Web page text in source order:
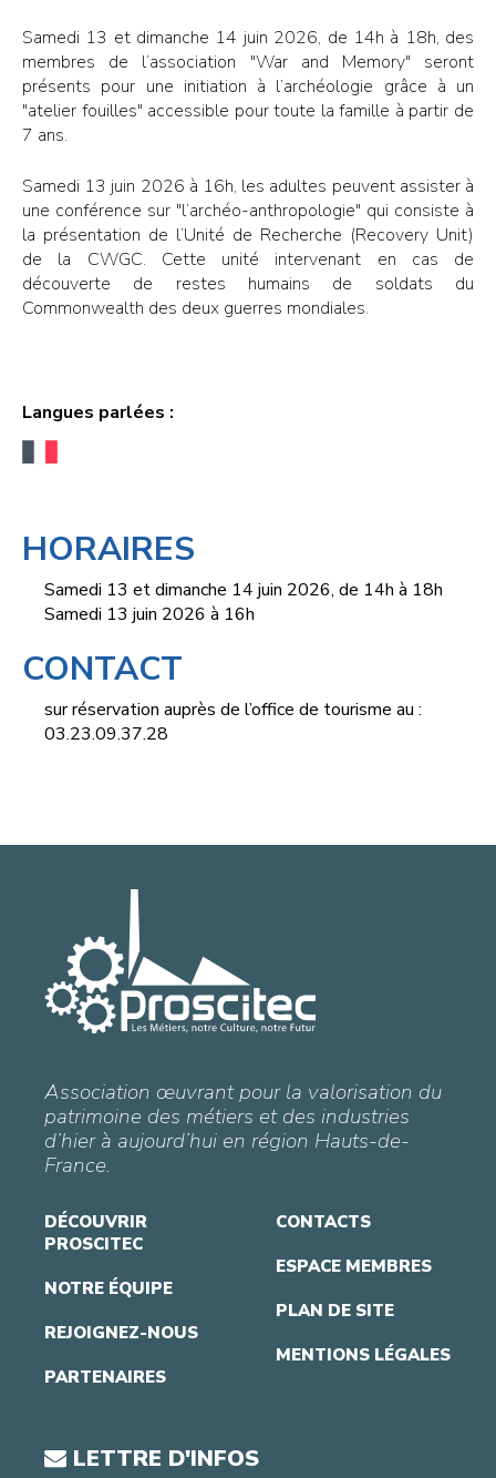
Samedi 13 et dimanche 14 juin 2026, de 14h à 18h, des
membres de l’association "War and Memory" seront
présents pour une initiation à l’archéologie grâce à un
"atelier fouilles" accessible pour toute la famille à partir de
7 ans.
Samedi 13 juin 2026 à 16h, les adultes peuvent assister à
une conférence sur "l’archéo-anthropologie" qui consiste à
la présentation de l’Unité de Recherche (Recovery Unit)
de la CWGC. Cette unité intervenant en cas de
découverte de restes humains de soldats du
Commonwealth des deux guerres mondiales.
Langues parlées :
HORAIRES
Samedi 13 et dimanche 14 juin 2026, de 14h à 18h
Samedi 13 juin 2026 à 16h
CONTACT
sur réservation auprès de l’office de tourisme au :
03.23.09.37.28
Association œuvrant pour la valorisation du
patrimoine des métiers et des industries
d’hier à aujourd’hui en région Hauts-de-
France.
DÉCOUVRIR
PROSCITEC
NOTRE ÉQUIPE
REJOIGNEZ-NOUS
PARTENAIRES
CONTACTS
ESPACE MEMBRES
PLAN DE SITE
MENTIONS LÉGALES
LETTRE D'INFOS